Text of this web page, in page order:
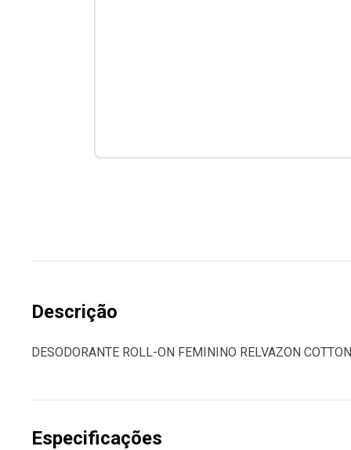
Descrição
DESODORANTE ROLL-ON FEMININO RELVAZON
Especificações